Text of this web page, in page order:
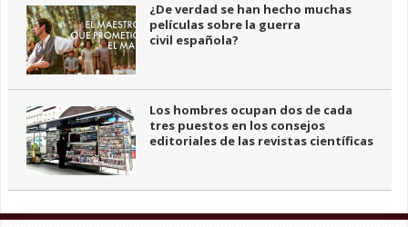
¿De verdad se han hecho muchas
películas sobre la guerra
civil española?
Los hombres ocupan dos de cada
tres puestos en los consejos
editoriales de las revistas científicas